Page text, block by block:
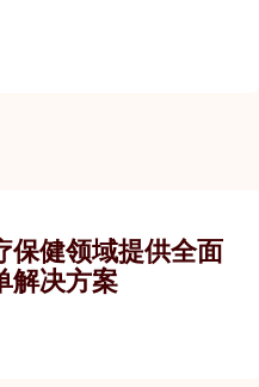
保健领域提供全面
解决方案